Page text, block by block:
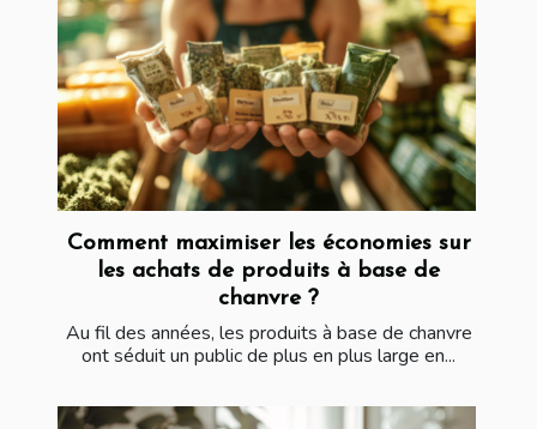
Comment maximiser les économies sur
les achats de produits à base de
chanvre ?
Au fil des années, les produits à base de chanvre
ont séduit un public de plus en plus large en...